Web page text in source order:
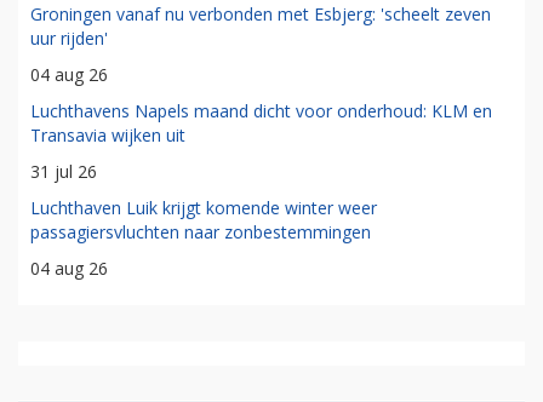
Groningen vanaf nu verbonden met Esbjerg: 'scheelt zeven
uur rijden'
04 aug 26
Luchthavens Napels maand dicht voor onderhoud: KLM en
Transavia wijken uit
31 jul 26
Luchthaven Luik krijgt komende winter weer
passagiersvluchten naar zonbestemmingen
04 aug 26